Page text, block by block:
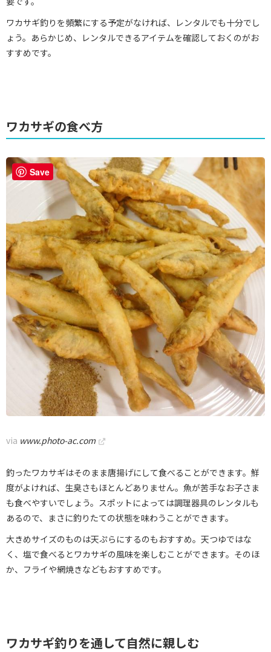
ワカサギ釣りを頻繁にする予定がなければ、レンタルでも十分でし
ょう。あらかじめ、レンタルできるアイテムを確認しておくのがお
すすめです。
ワカサギの食べ方
via www.photo-ac.com
釣ったワカサギはそのまま唐揚げにして食べることができます。鮮
度がよければ、生臭さもほとんどありません。魚が苦手なお子さま
も食べやすいでしょう。スポットによっては調理器具のレンタルも
あるので、まさに釣りたての状態を味わうことができます。
大きめサイズのものは天ぷらにするのもおすすめ。天つゆではな
く、塩で食べるとワカサギの風味を楽しむことができます。そのほ
か、フライや網焼きなどもおすすめです。
ワカサギ釣りを通して自然に親しむ
Save